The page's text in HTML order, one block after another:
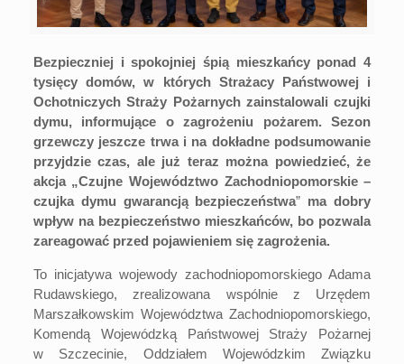
Bezpieczniej i spokojniej śpią mieszkańcy ponad 4
tysięcy domów, w których Strażacy Państwowej i
Ochotniczych Straży Pożarnych zainstalowali czujki
dymu, informujące o zagrożeniu pożarem. Sezon
grzewczy jeszcze trwa i na dokładne podsumowanie
przyjdzie czas, ale już teraz można powiedzieć, że
akcja „Czujne Województwo Zachodniopomorskie –
czujka dymu gwarancją bezpieczeństwa” ma dobry
wpływ na bezpieczeństwo mieszkańców, bo pozwala
zareagować przed pojawieniem się zagrożenia.
To inicjatywa wojewody zachodniopomorskiego Adama
Rudawskiego, zrealizowana wspólnie z Urzędem
Marszałkowskim Województwa Zachodniopomorskiego,
Komendą Wojewódzką Państwowej Straży Pożarnej
w Szczecinie, Oddziałem Wojewódzkim Związku